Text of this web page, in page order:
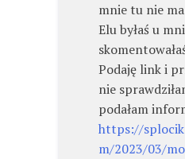
mnie tu nie
Elu byłaś u
Podaję link i
nie
podałam
https://
m/2023/03/